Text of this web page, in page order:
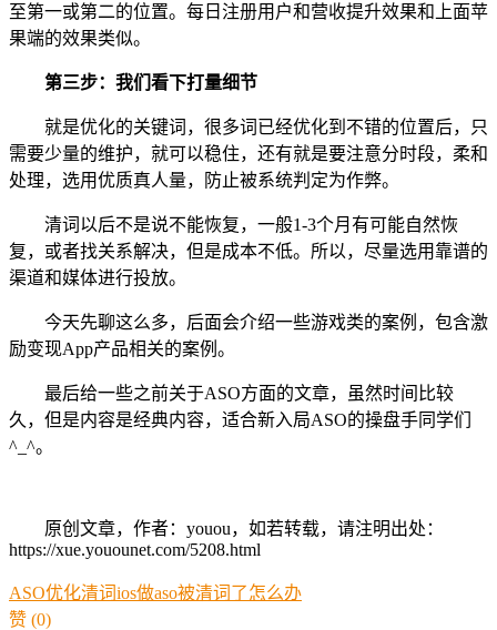
至第一或第二的位置。每日注册用户和营收提升效果和上面苹
果端的效果类似。
第三步：我们看下打量细节
就是优化的关键词，很多词已经优化到不错的位置后，只
需要少量的维护，就可以稳住，还有就是要注意分时段，柔和
处理，选用优质真人量，防止被系统判定为作弊。
清词以后不是说不能恢复，一般1-3个月有可能自然恢
复，或者找关系解决，但是成本不低。所以，尽量选用靠谱的
渠道和媒体进行投放。
今天先聊这么多，后面会介绍一些游戏类的案例，包含激
励变现App产品相关的案例。
最后给一些之前关于ASO方面的文章，虽然时间比较
久，但是内容是经典内容，适合新入局ASO的操盘手同学们
^_^。
原创文章，作者：youou，如若转载，请注明出处：
https://xue.youounet.com/5208.html
ASO优化清词ios做aso被清词了怎么办
赞 (0)